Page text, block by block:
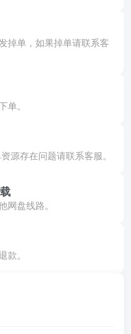
掉单，如果掉单请联系客
。
源存在问题请联系客服。
盘线路。
。